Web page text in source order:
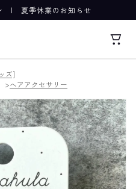
|夏季休業のお知らせ
ズ]
ヘアアクセサリー